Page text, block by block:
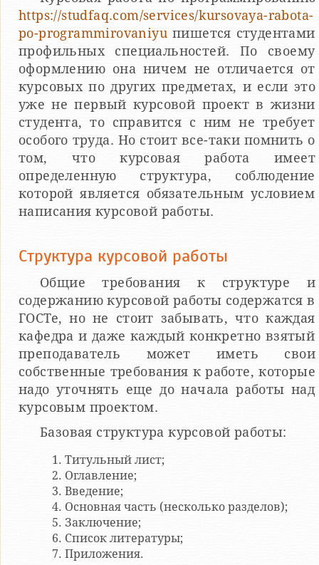
https://studfaq.com/services/kursovaya-rabota-
po-programmirovaniyu пишется студентами
профильных специальностей. По своему
оформлению она ничем не отличается от
курсовых по других предметах, и если это
уже не первый курсовой проект в жизни
студента, то справится с ним не требует
особого труда. Но стоит все-таки помнить о
том, что курсовая работа имеет
определенную структура, соблюдение
которой является обязательным условием
написания курсовой работы.
Структура курсовой работы
Общие требования к структуре и
содержанию курсовой работы содержатся в
ГОСТе, но не стоит забывать, что каждая
кафедра и даже каждый конкретно взятый
преподаватель может иметь свои
собственные требования к работе, которые
надо уточнять еще до начала работы над
курсовым проектом.
Базовая структура курсовой работы:
Титульный лист;
Оглавление;
Введение;
Основная часть (несколько разделов);
Заключение;
Список литературы;
Приложения.